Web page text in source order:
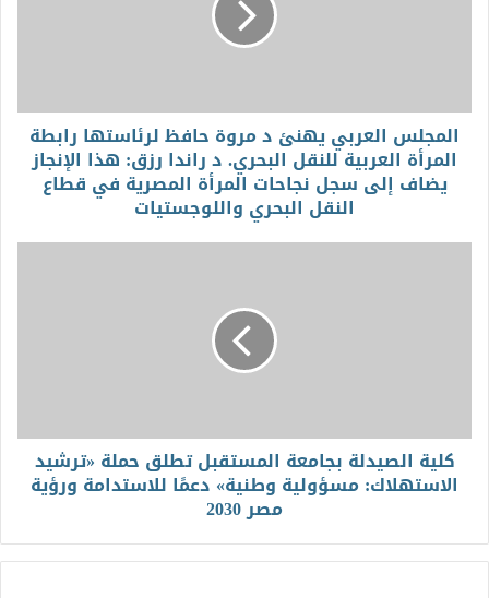
المجلس العربي يهنئ د مروة حافظ لرئاستها رابطة
المرأة العربية للنقل البحري. د راندا رزق: هذا الإنجاز
يضاف إلى سجل نجاحات المرأة المصرية في قطاع
النقل البحري واللوجستيات
كلية الصيدلة بجامعة المستقبل تطلق حملة «ترشيد
الاستهلاك: مسؤولية وطنية» دعمًا للاستدامة ورؤية
مصر 2030